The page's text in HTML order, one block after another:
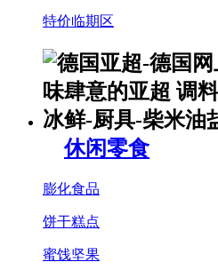
特价临期区
休闲零食
膨化食品
饼干糕点
蜜饯坚果